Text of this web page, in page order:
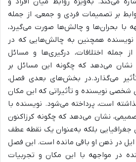
بر تصمیمات فردی و جمعی، از جمله
با بحران‌ها و چالش‌ها صورت می‌گیرد،
نویسنده همچنین به چالش‌هایی که در
جمله اختلافات، درگیری‌ها و مسائل
نشان می‌دهد که چگونه این مسائل بر
تأثیر می‌گذارد.در بخش‌های بعدی فصل،
نویسنده و تأثیراتی که این مکان
است، پرداخته می‌شود. نویسنده با
نشان می‌دهد که چگونه کرزاکنون
جغرافیایی بلکه به‌عنوان یک نقطه عطف
ایل در ذهن او باقی مانده است. این فصل
در مواجهه با این مکان و تجربیات